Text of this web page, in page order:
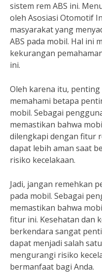
sistem rem ABS ini.
oleh Asosiasi Otomotif
masyarakat yang
ABS pada mobil. Hal ini
kekurangan
ini.
Oleh karena itu,
memahami betapa
mobil. Sebagai
memastikan bahwa
dilengkapi dengan fitur
dapat lebih aman saat
risiko kecelakaan.
Jadi, jangan remehkan
pada mobil. Sebagai
memastikan bahwa
fitur ini. Kesehatan dan
berkendara sangat
dapat menjadi salah
mengurangi risiko
bermanfaat bagi Anda.